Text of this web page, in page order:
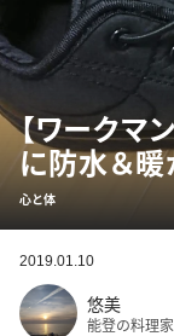
【ワークマ
に防水＆
心と体
2019.01.10
悠美
能登の料理